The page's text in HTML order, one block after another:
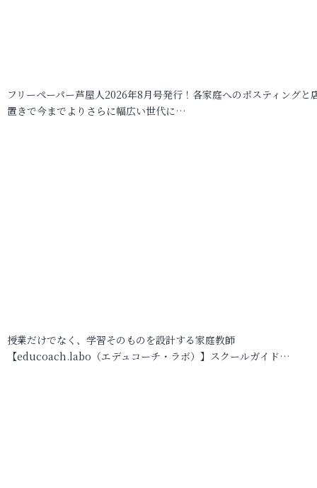
フリーペーパー芦屋人2026年8月号発行！各家庭へのポスティングと
置きで今までよりさらに幅広い世代に…
授業だけでなく、学習そのものを設計する家庭教師
【educoach.labo（エデュコーチ・ラボ）】スクールガイド…